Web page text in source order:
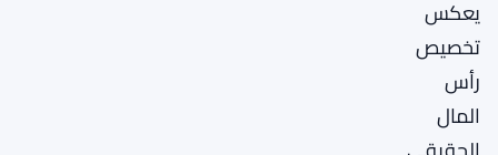
يعكس
تخصيص
رأس
المال